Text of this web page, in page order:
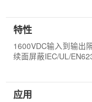
特性
1600VDC输入到输出
续面屏蔽IEC/UL/
应用